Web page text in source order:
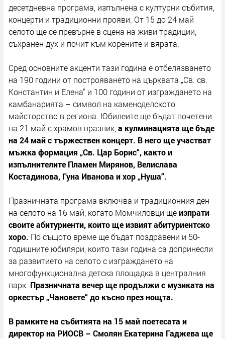
десетдневна програма, изпълнена с културни събития,
концерти и традиционни прояви. От 15 до 24 май
селото ще се превърне в сцена на живи традиции,
съхранен дух и почит към корените и вярата.
Сред основните акценти тази година е отбелязването
на 190 години от построяването на църквата „Св. св.
Константин и Елена“ и 100 години от изграждането на
камбанарията – символ на каменоделското
майсторство в региона. Юбилеите ще бъдат почетени
на 21 май с храмов празник, а кулминацията ще бъде
на 24 май с тържествен концерт. В него ще участват
мъжка формация „Св. Цар Борис“, както и
изпълнителите Пламен Мирянов, Велислава
Костадинова, Гуна Иванова и хор „Нуша“.
Празничната програма включва и традиционния ден
на селото на 16 май, когато Момчиловци щеизпрати
своите абитуриенти, които ще извият абитуриентско
хоро. По същото време ще бъдат поздравени и 50-
годишните юбиляри, които тази година са допринесли
за развитието на селото с изграждането на
многофункционална детска площадка в централния
парк. Празничната вечер ще продължи с музиката на
оркестър „Чановете“ до късно през нощта.
В рамките на събитията на 15 май поетесата и
директор на РИОСВ – Смолян Екатерина Гаджева ще